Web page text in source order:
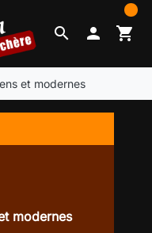
search  shopping_cart
et modernes
modernes